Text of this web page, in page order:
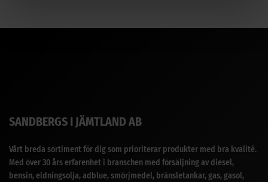
SANDBERGS I JÄMTLAND AB
Vårt breda sortiment för dig som prioriterar produkter med bra kvalité.
Med över 30 års erfarenhet i branschen med försäljning av diesel,
bensin, eldningsolja, adblue, smörjmedel, bränsletankar, gas, gasol,